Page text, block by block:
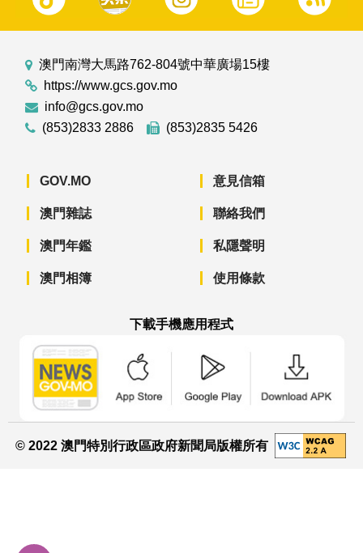
澳門南灣大馬路762-804號中華廣場15樓
https://www.gcs.gov.mo
info@gcs.gov.mo
(853)2833 2886
(853)2835 5426
GOV.MO
澳門雜誌
澳門年鑑
澳門相簿
意見信箱
聯絡我們
私隱聲明
使用條款
下載手機應用程式
© 2022 澳門特別行政區政府新聞局版權所有